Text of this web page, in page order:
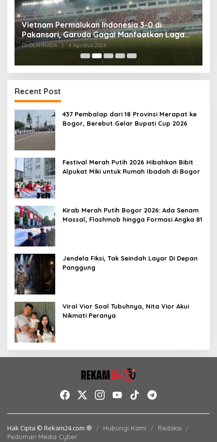
Tes Fisik Tahap II Jadi Tolok Ukur Kesiapan
525 Atlet Kota Bogor Menuju Porprov Jabar
Di OLAHRAGA | 1 Agustus 2026
Recent Post
437 Pembalap dari 18 Provinsi Merapat ke
Bogor, Berebut Gelar Bupati Cup 2026
Festival Merah Putih 2026 Hibahkan Bibit
Alpukat Miki untuk Rumah Ibadah di Bogor
Kirab Merah Putih Bogor 2026: Ada Senam
Massal, Flashmob hingga Formasi Angka 81
Jendela Fiksi, Tak Seindah Layar Di Depan
Panggung
Viral Vior Soal Tubuhnya, Nita Vior Akui
Nikmati Peranya
Hak Cipta © Rekam24.com ® Hubungi Kami
Redaksi
Pedoman Media Cyber